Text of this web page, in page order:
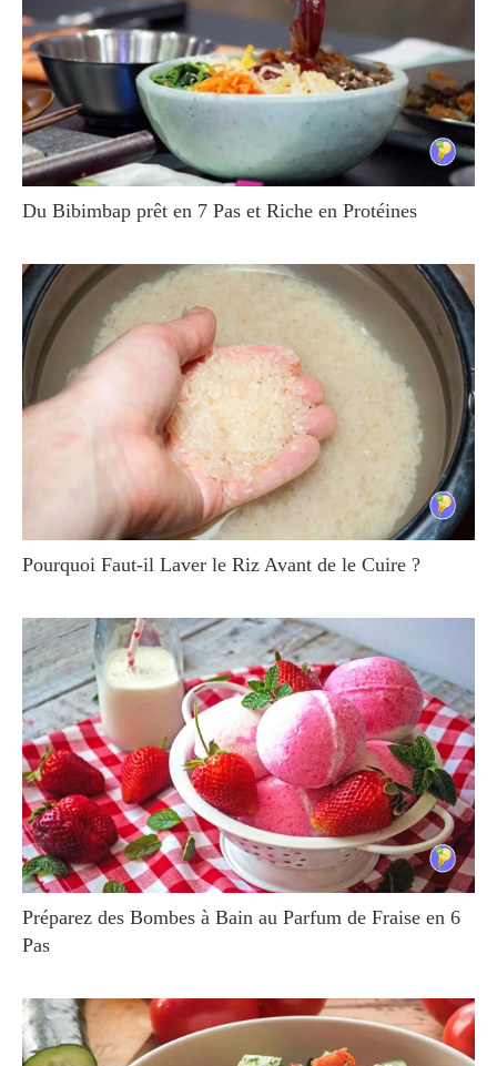
Du Bibimbap prêt en 7 Pas et Riche en Protéines
Pourquoi Faut-il Laver le Riz Avant de le Cuire ?
Préparez des Bombes à Bain au Parfum de Fraise en 6
Pas